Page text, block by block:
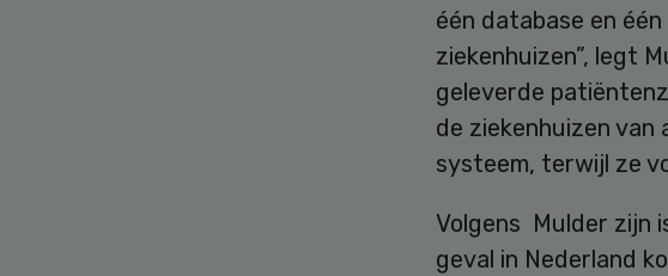
één database en
ziekenhuizen”, legt
geleverde
de ziekenhuizen van
systeem, terwijl ze
Volgens Mulder zijn
geval in Nederland